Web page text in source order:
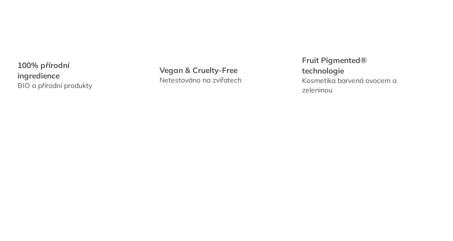
100% přírodní
ingredience
BIO a přírodní produkty
Vegan & Cruelty-Free
Netestováno na zvířatech
Fruit Pigmented®
technologie
Kosmetika barvená ovocem a
zeleninou